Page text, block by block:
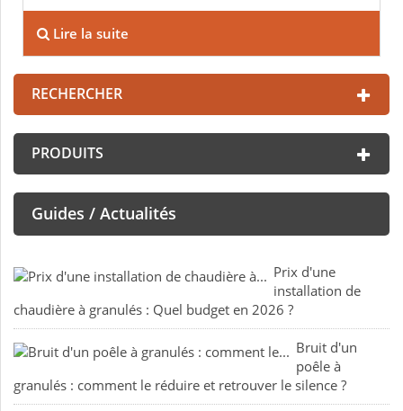
Lire la suite
RECHERCHER
PRODUITS
Guides / Actualités
Prix d'une
installation de
chaudière à granulés : Quel budget en 2026 ?
Bruit d'un
poêle à
granulés : comment le réduire et retrouver le silence ?